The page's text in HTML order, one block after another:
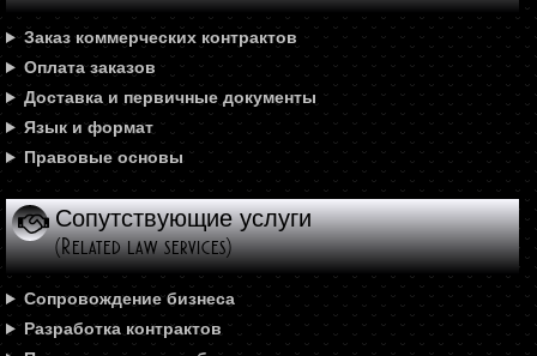
Заказ коммерческих контрактов
Оплата заказов
Доставка и первичные документы
Язык и формат
Правовые основы
Сопутствующие услуги
(Related law services)
Сопровождение бизнеса
Разработка контрактов